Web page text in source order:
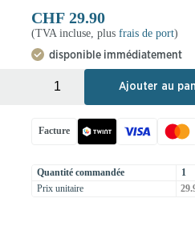
CHF29.90
(TVA incluse, plus frais de port)
disponible immédiatement
Ajouter au
Facture
Quantité commandée 1
Prix unitaire